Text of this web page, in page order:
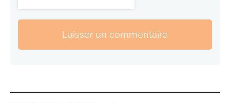
Laisser un commentaire